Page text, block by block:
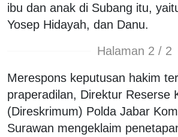
ibu dan anak di Subang itu,
Yosep Hidayah, dan Danu.
Halaman 2 / 2
Merespons keputusan hakim
praperadilan, Direktur Reserse
(Direskrimum) Polda Jabar
Surawan mengeklaim